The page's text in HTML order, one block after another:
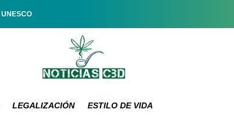
UNESCO
LEGALIZACIÓN ESTILO DE VIDA